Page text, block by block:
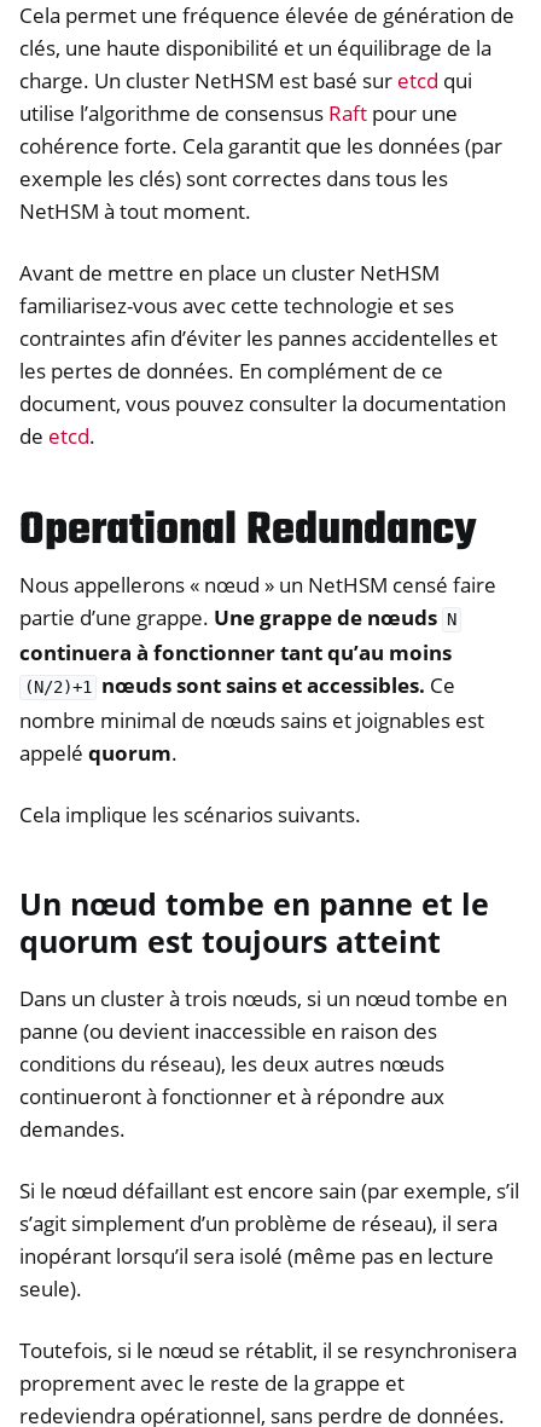
Cela permet une fréquence élevée de génération de
clés, une haute disponibilité et un équilibrage de la
charge. Un cluster NetHSM est basé sur etcd qui
utilise l’algorithme de consensus Raft pour une
cohérence forte. Cela garantit que les données (par
exemple les clés) sont correctes dans tous les
NetHSM à tout moment.
Avant de mettre en place un cluster NetHSM
familiarisez-vous avec cette technologie et ses
contraintes afin d’éviter les pannes accidentelles et
les pertes de données. En complément de ce
document, vous pouvez consulter la documentation
de etcd.
Operational Redundancy
Nous appellerons « nœud » un NetHSM censé faire
partie d’une grappe. Une grappe de nœuds N
continuera à fonctionner tant qu’au moins
(N/2)+1 nœuds sont sains et accessibles. Ce
nombre minimal de nœuds sains et joignables est
appelé quorum.
Cela implique les scénarios suivants.
Un nœud tombe en panne et le
quorum est toujours atteint
Dans un cluster à trois nœuds, si un nœud tombe en
panne (ou devient inaccessible en raison des
conditions du réseau), les deux autres nœuds
continueront à fonctionner et à répondre aux
demandes.
Si le nœud défaillant est encore sain (par exemple, s’il
s’agit simplement d’un problème de réseau), il sera
inopérant lorsqu’il sera isolé (même pas en lecture
seule).
Toutefois, si le nœud se rétablit, il se resynchronisera
proprement avec le reste de la grappe et
redeviendra opérationnel, sans perdre de données.